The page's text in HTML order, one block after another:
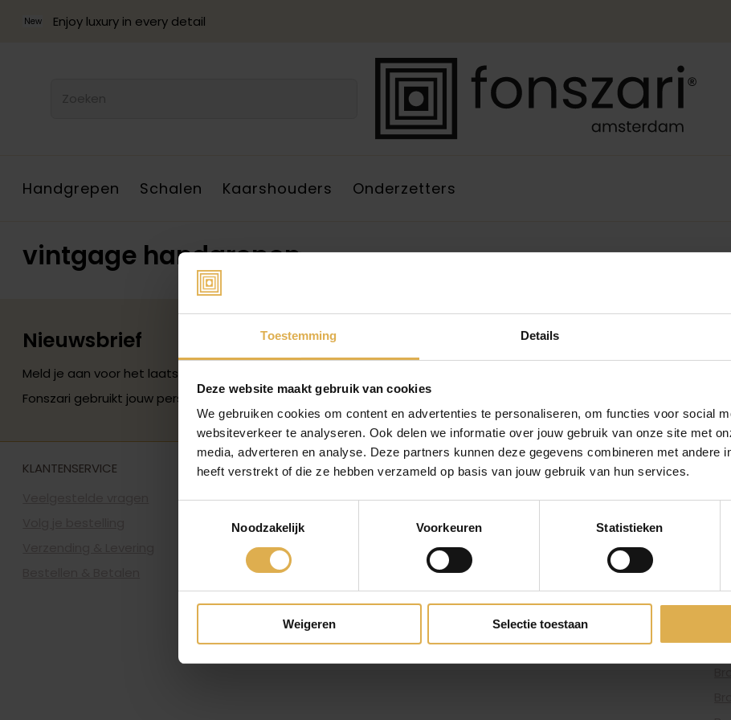
Toestemming Details
Deze website maakt gebruik van cookies
We gebruiken cookies om content en advertenties te personaliseren, om functies voor social
websiteverkeer te analyseren. Ook delen we informatie over jouw gebruik van onze site met
media, adverteren en analyse. Deze partners kunnen deze gegevens combineren met andere
heeft verstrekt of die ze hebben verzameld op basis van jouw gebruik van hun services.
Noodzakelijk
Voorkeuren Statistieken
Weigeren Selectie toestaan
New Enjoy luxury in every detail
Handgrepen Schalen Kaarshouders Onderzetters
vintgage handgrepen
Nieuwsbrief
Meld je aan voor het laatste Fonszari-nieuws en ontvang exclusieve aanbiedingen.
Fonszari gebruikt jouw persoonsgegevens zoals beschreven in onsprivacybeleid
KLANTENSERVICE
ONS BEDRIJF
Responsibility
Pers & PR
Partnerprogramma
JURIDISCH EN PRIVACY